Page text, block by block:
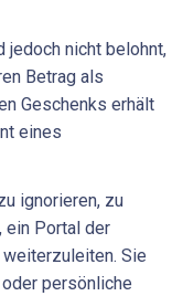
jedoch nicht belohnt,
Betrag als
Geschenks erhält
eines
ignorieren, zu
ein Portal der
weiterzuleiten. Sie
persönliche